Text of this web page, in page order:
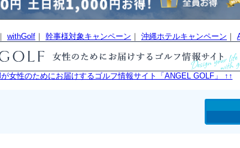
｜ withGolf ｜ 幹事様対象キャンペーン ｜ 沖縄ホテルキャンペーン ｜
女性のためにお届けするゴルフ情報サイト「ANGEL GOLF」 ↑↑